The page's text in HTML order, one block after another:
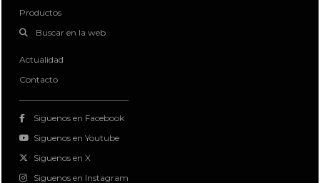
Productos
Buscar en la web
Actualidad
Contacto
Siguenos en Facebook
Siguenos en Youtube
Siguenos en X
Siguenos en Instagram